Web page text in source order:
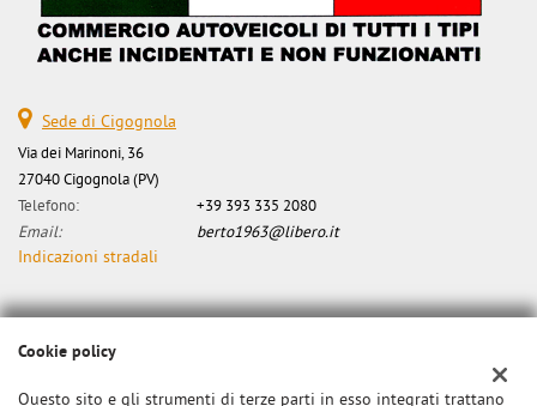
Sede di Cigognola
Via dei Marinoni, 36
27040 Cigognola (PV)
Telefono:
+39 393 335 2080
Email:
berto1963@libero.it
Indicazioni stradali
Dati fiscali:
Via dei Marinoni, 34, Cigognola (PV)
Cookie policy
Questo sito e gli strumenti di terze parti in esso integrati trattano